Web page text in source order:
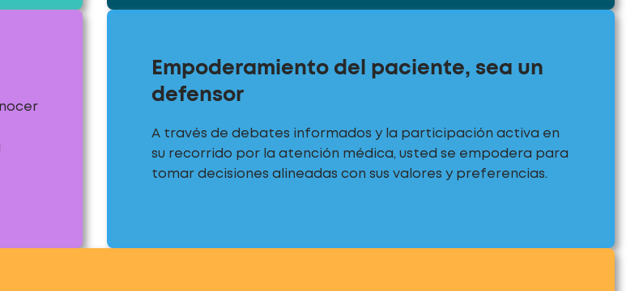
Empoderamiento del paciente, sea un
defensor
A través de debates informados y la participación activa en
su recorrido por la atención médica, usted se empodera para
tomar decisiones alineadas con sus valores y preferencias.